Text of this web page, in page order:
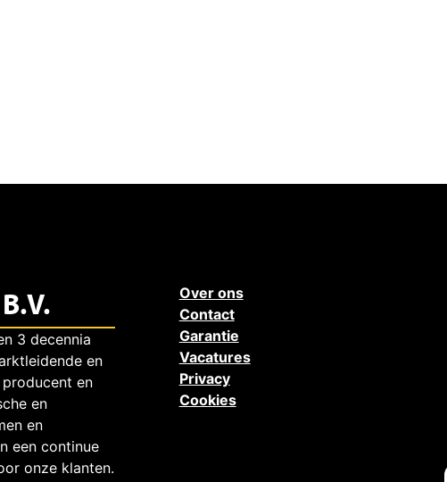
3 decennia
en
en
en
en
een continue
onze klanten.
Over ons
Contact
Garantie
Vacatures
Privacy
Cookies